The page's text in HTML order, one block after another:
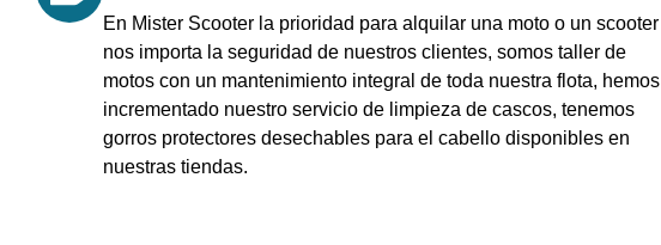
En Mister Scooter la prioridad para alquilar una moto o un scooter
nos importa la seguridad de nuestros clientes, somos taller de
motos con un mantenimiento integral de toda nuestra flota, hemos
incrementado nuestro servicio de limpieza de cascos, tenemos
gorros protectores desechables para el cabello disponibles en
nuestras tiendas.